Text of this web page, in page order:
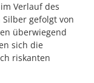
Verlauf des
gefolgt von
überwiegend
sich die
riskanten